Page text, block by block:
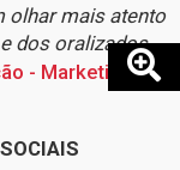
olhar mais atento
dos oralizados
- Marketing